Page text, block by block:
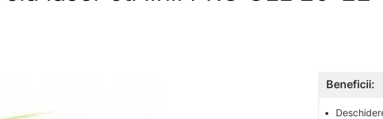
Beneficii:
•